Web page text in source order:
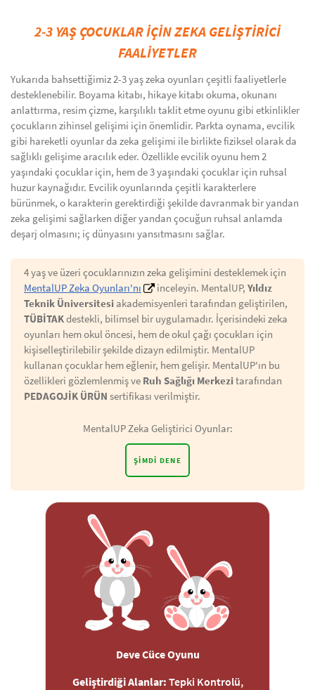
2-3 YAŞ ÇOCUKLAR İÇİN ZEKA GELİŞTİRİCİ
FAALİYETLER
Yukarıda bahsettiğimiz 2-3 yaş zeka oyunları çeşitli faaliyetlerle
desteklenebilir. Boyama kitabı, hikaye kitabı okuma, okunanı
anlattırma, resim çizme, karşılıklı taklit etme oyunu gibi etkinlikler
çocukların zihinsel gelişimi için önemlidir. Parkta oynama, evcilik
gibi hareketli oyunlar da zeka gelişimi ile birlikte fiziksel olarak da
sağlıklı gelişime aracılık eder. Özellikle evcilik oyunu hem 2
yaşındaki çocuklar için, hem de 3 yaşındaki çocuklar için ruhsal
huzur kaynağıdır. Evcilik oyunlarında çeşitli karakterlere
bürünmek, o karakterin gerektirdiği şekilde davranmak bir yandan
zeka gelişimi sağlarken diğer yandan çocuğun ruhsal anlamda
deşarj olmasını; iç dünyasını yansıtmasını sağlar.
4 yaş ve üzeri çocuklarınızın zeka gelişimini desteklemek için
MentalUP Zeka Oyunları'nı
inceleyin. MentalUP, Yıldız
Teknik Üniversitesi akademisyenleri tarafından geliştirilen,
TÜBİTAKdestekli, bilimsel bir uygulamadır. İçerisindeki zeka
oyunları hem okul öncesi, hem de okul çağı çocukları için
kişiselleştirilebilir şekilde dizayn edilmiştir. MentalUP
kullanan çocuklar hem eğlenir, hem gelişir. MentalUP'ın bu
özellikleri gözlemlenmiş ve Ruh Sağlığı Merkezitarafından
PEDAGOJİK ÜRÜN sertifikası verilmiştir.
MentalUP Zeka Geliştirici Oyunlar:
ŞIMDI DENE
Deve Cüce Oyunu
Geliştirdiği Alanlar: Tepki Kontrolü,